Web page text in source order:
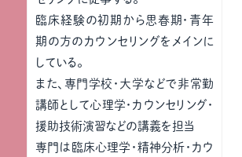
臨床経験の初期から思春期・青年
期の方のカウンセリングをメインに
している。
また、専門学校・大学などで非常勤
講師として心理学・カウンセリング・
援助技術演習などの講義を担当
専門は臨床心理学・精神分析・カウ